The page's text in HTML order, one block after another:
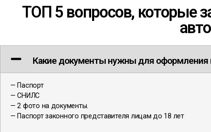
ТОП 5 вопросов, которые
Какие документы нужны для оформления
— Паспорт
— СНИЛС
— 2 фото на документы.
— Паспорт законного представителя лицам до 18 лет